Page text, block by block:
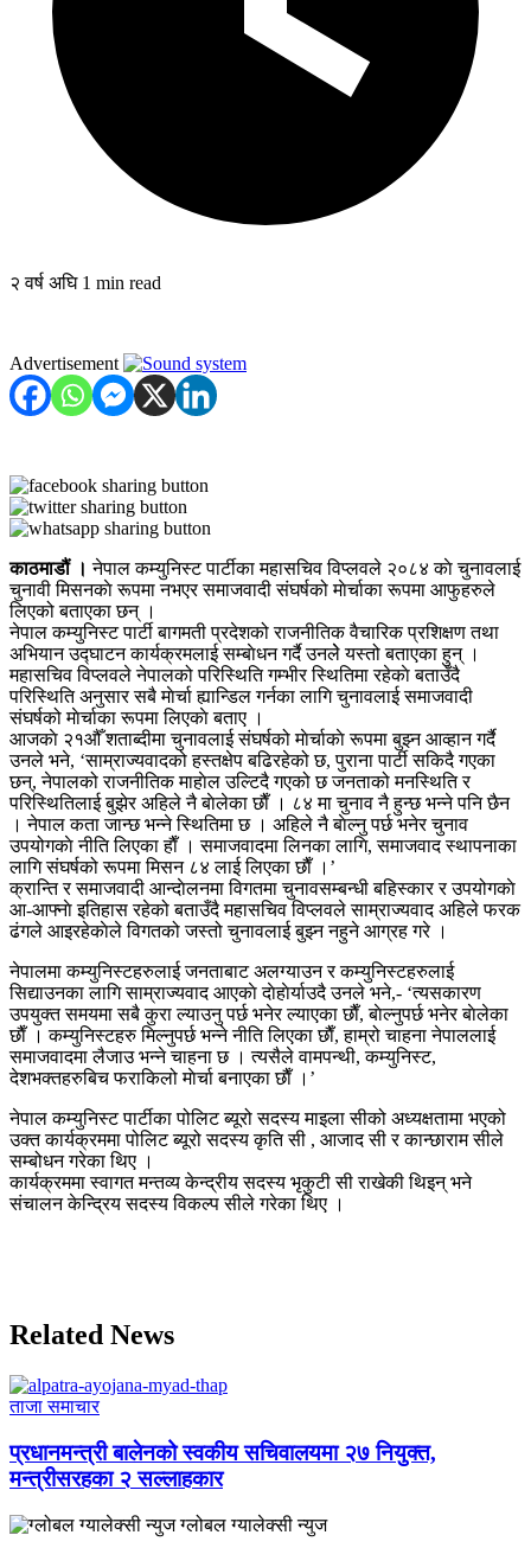
२ वर्ष अघि 1 min read
Advertisement
काठमाडौं ।नेपाल कम्युनिस्ट पार्टीका महासचिव विप्लवले २०८४ काे चुनावलाई
चुनावी मिसनकाे रूपमा नभएर समाजवादी संघर्षको माेर्चाका रूपमा आफुहरुले
लिएको बताएका छन् ।
नेपाल कम्युनिस्ट पार्टी बागमती प्रदेशको राजनीतिक वैचारिक प्रशिक्षण तथा
अभियान उद्घाटन कार्यक्रमलाई सम्बाेधन गर्दै उनलेे यस्तो बताएका हुन् ।
महासचिव विप्लवले नेपालको परिस्थिति गम्भीर स्थितिमा रहेकाे बताउँदै
परिस्थिति अनुसार सबै माेर्चा ह्यान्डिल गर्नका लागि चुनावलाई समाजवादी
संघर्षको माेर्चाका रूपमा लिएकाे बताए ।
आजकाे २१औँ शताब्दीमा चुनावलाई संघर्षको माेर्चाकाे रूपमा बुझ्न आव्हान गर्दै
उनले भने, ‘साम्राज्यवादको हस्तक्षेप बढिरहेको छ, पुराना पार्टी सकिदै गएका
छन्, नेपालको राजनीतिक माहाेल उल्टिदै गएको छ जनताको मनस्थिति र
परिस्थितिलाई बुझेर अहिले नै बाेलेका छाैँ । ८४ मा चुनाव नै हुन्छ भन्ने पनि छैन
। नेपाल कता जान्छ भन्ने स्थितिमा छ । अहिले नै बाेल्नु पर्छ भनेर चुनाव
उपयोगकाे नीति लिएका हाैँ । समाजवादमा लिनका लागि, समाजवाद स्थापनाका
लागि संघर्षको रूपमा मिसन ८४ लाई लिएका छाैँ ।’
क्रान्ति र समाजवादी आन्दाेलनमा विगतमा चुनावसम्बन्धी बहिस्कार र उपयोगकाे
आ-आफ्नाे इतिहास रहेको बताउँदै महासचिव विप्लवले साम्राज्यवाद अहिले फरक
ढंगले आइरहेकाेले विगतको जस्तो चुनावलाई बुझ्न नहुने आग्रह गरे ।
नेपालमा कम्युनिस्टहरुलाई जनताबाट अलग्याउन र कम्युनिस्टहरुलाई
सिद्याउनका लागि साम्राज्यवाद आएकाे दाेहाेर्याउदै उनले भने,- ‘त्यसकारण
उपयुक्त समयमा सबै कुरा ल्याउनु पर्छ भनेर ल्याएका छाैँ, बाेल्नुपर्छ भनेर बाेलेका
छाैँ । कम्युनिस्टहरु मिल्नुपर्छ भन्ने नीति लिएका छाैँ, हाम्रो चाहना नेपाललाई
समाजवादमा लैजाउ भन्ने चाहना छ । त्यसैले वामपन्थी, कम्युनिस्ट,
देशभक्तहरुबिच फराकिलो माेर्चा बनाएका छाैँ ।’
नेपाल कम्युनिस्ट पार्टीका पोलिट ब्यूरो सदस्य माइला सीको अध्यक्षतामा भएको
उक्त कार्यक्रममा पोलिट ब्यूरो सदस्य कृति सी , आजाद सी र कान्छाराम सीले
सम्बोधन गरेका थिए ।
कार्यक्रममा स्वागत मन्तव्य केन्द्रीय सदस्य भृकुटी सी राखेकी थिइन् भने
संचालन केन्द्रिय सदस्य विकल्प सीले गरेका थिए ।
Related News
ताजा समाचार
प्रधानमन्त्री बालेनको स्वकीय सचिवालयमा २७ नियुक्त,
मन्त्रीसरहका २ सल्लाहकार
ग्लोबल ग्यालेक्सी न्युज